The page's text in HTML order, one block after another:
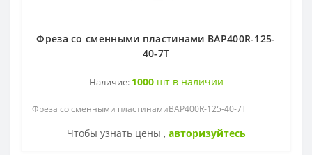
Фреза со сменными пластинами ВАР400R-125-
40-7Т
Наличие: 1000шт в наличии
Фреза со сменными пластинамиВАР400R-125-40-7Т
Чтобы узнать цены , авторизуйтесь